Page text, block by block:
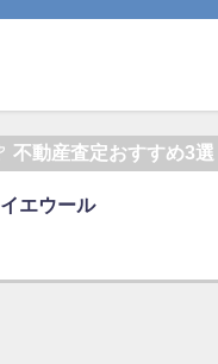
不動産査定おすすめ3選
イエウール